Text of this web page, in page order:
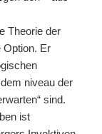
Theorie der
Option. Er
niveau der
sind.
ist